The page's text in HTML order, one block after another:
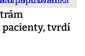
tvrdí